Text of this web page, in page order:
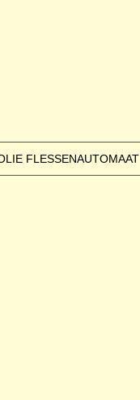
FLESSENAUTOMAAT